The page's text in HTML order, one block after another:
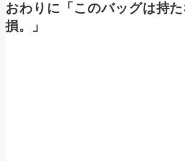
おわりに「このバッグは持
損。」